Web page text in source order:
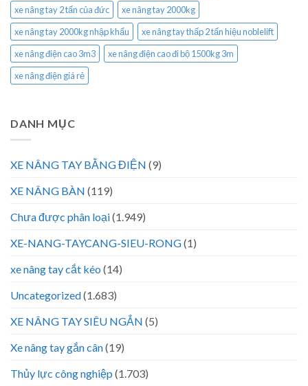
xe nâng tay 2 tấn của đức
xe nâng tay 2000kg
xe nâng tay 2000kg nhập khẩu
xe nâng tay thấp 2 tấn hiệu noblelift
xe nâng điện cao 3m3
xe nâng điện cao đi bộ 1500kg 3m
xe nâng điện giá rẻ
DANH MỤC
XE NÂNG TAY BẰNG ĐIỆN (9)
XE NÂNG BÀN (119)
Chưa được phân loại(1.949)
XE-NANG-TAYCANG-SIEU-RONG(1)
xe nâng tay cắt kéo (14)
Uncategorized(1.683)
XE NÂNG TAY SIÊU NGẮN (5)
Xe nâng tay gắn cân(19)
Thủy lực công nghiệp (1.703)